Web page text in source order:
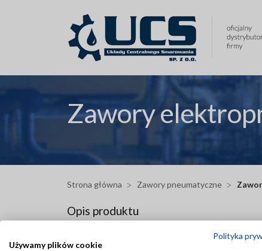
Zawory
Strona główna Zawory pneumatyczne
Opis produktu
Zawór elektropneumatyczny 4/2 firmy Dropsa:
Polityka
Używamy plików cookie